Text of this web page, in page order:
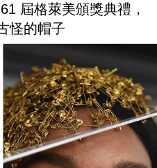
屆格萊美頒獎典禮，
怪的帽子